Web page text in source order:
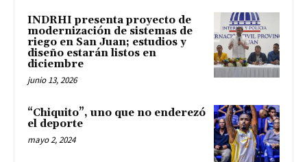
INDRHI presenta proyecto de
modernización de sistemas de
riego en San Juan; estudios y
diseño estarán listos en
diciembre
junio 13, 2026
“Chiquito”, uno que no enderezó
el deporte
mayo 2, 2024